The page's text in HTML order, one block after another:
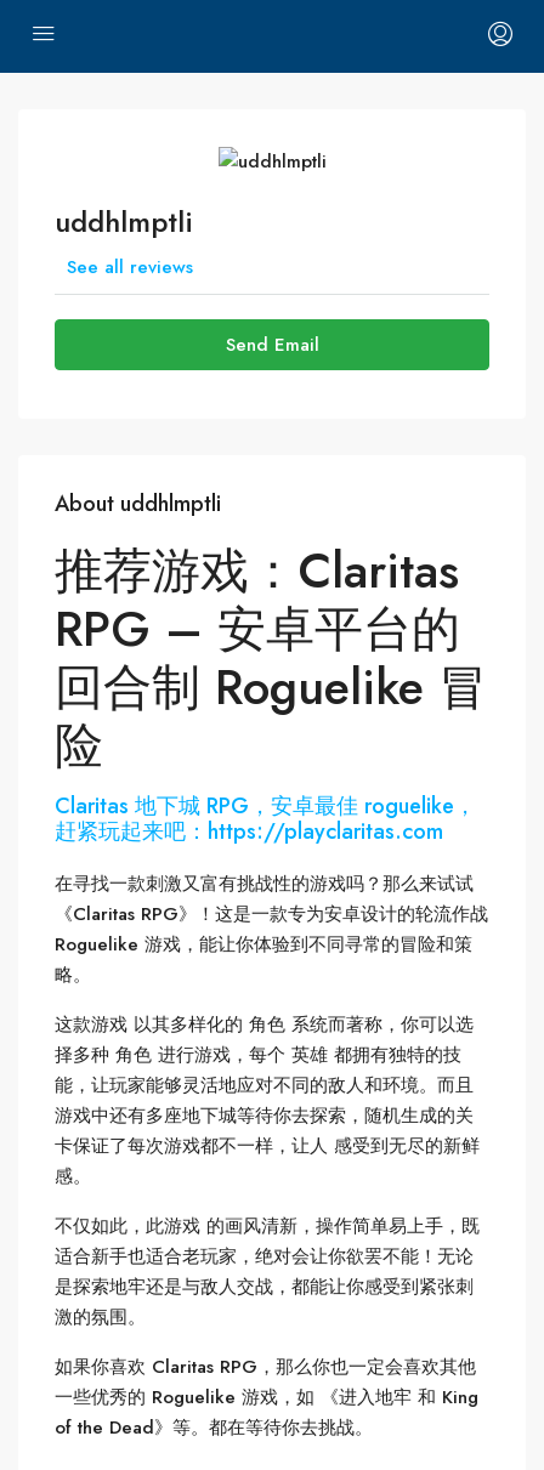
uddhlmptli
See all reviews
Send Email
About uddhlmptli
推荐游戏：Claritas
RPG – 安卓平台的
回合制 Roguelike 冒
险
Claritas 地下城 RPG，安卓最佳 roguelike，
赶紧玩起来吧：https://playclaritas.com
在寻找一款刺激又富有挑战性的游戏吗？那么来试试
《Claritas RPG》！这是一款专为安卓设计的轮流作战
Roguelike 游戏，能让你体验到不同寻常的冒险和策
略。
这款游戏 以其多样化的 角色 系统而著称，你可以选
择多种 角色 进行游戏，每个 英雄 都拥有独特的技
能，让玩家能够灵活地应对不同的敌人和环境。而且
游戏中还有多座地下城等待你去探索，随机生成的关
卡保证了每次游戏都不一样，让人 感受到无尽的新鲜
感。
不仅如此，此游戏 的画风清新，操作简单易上手，既
适合新手也适合老玩家，绝对会让你欲罢不能！无论
是探索地牢还是与敌人交战，都能让你感受到紧张刺
激的氛围。
如果你喜欢 Claritas RPG，那么你也一定会喜欢其他
一些优秀的 Roguelike 游戏，如 《进入地牢 和 King
of the Dead》等。都在等待你去挑战。